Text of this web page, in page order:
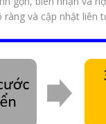
và cập nhật liên